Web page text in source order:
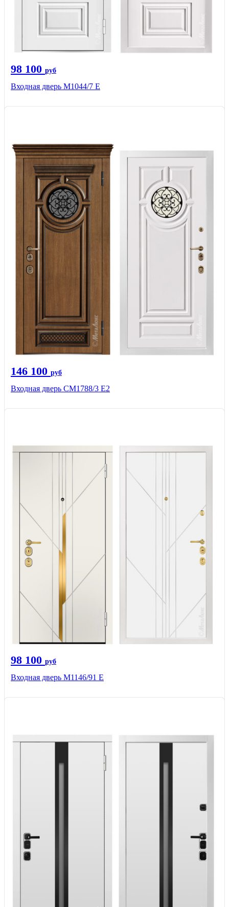
98 100 руб
Входная дверь М1044/7 Е
146 100 руб
Входная дверь СМ1788/3 Е2
98 100 руб
Входная дверь М1146/91 Е